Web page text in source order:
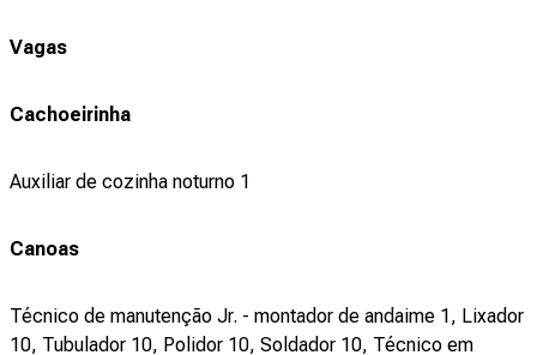
Vagas
Cachoeirinha
Auxiliar de cozinha noturno 1
Canoas
Técnico de manutenção Jr. - montador de andaime 1, Lixador
10, Tubulador 10, Polidor 10, Soldador 10, Técnico em